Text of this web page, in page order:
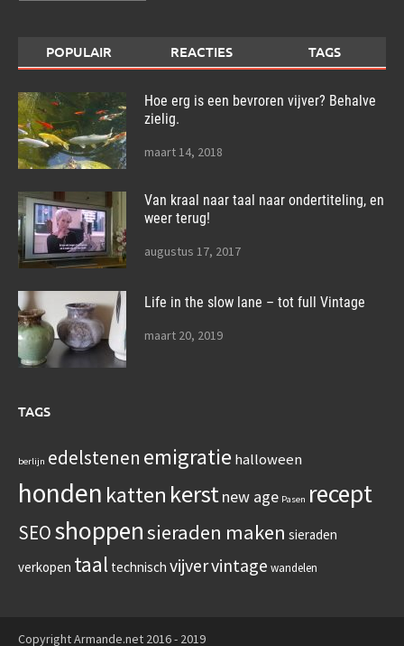
POPULAIR REACTIES TAGS
Hoe erg is een bevroren vijver? Behalve
zielig.
maart 14, 2018
Van kraal naar taal naar ondertiteling, en
weer terug!
augustus 17, 2017
Life in the slow lane – tot full Vintage
maart 20, 2019
TAGS
berlijn edelstenen emigratie halloween
honden katten kerstnew age Pasen recept
SEOshoppensieraden maken sieraden
verkopen taal technisch vijvervintage wandelen
Copyright Armande.net 2016 - 2019